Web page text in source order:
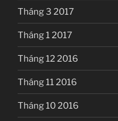
Tháng 3 2017
Tháng 1 2017
Tháng 12 2016
Tháng 11 2016
Tháng 10 2016